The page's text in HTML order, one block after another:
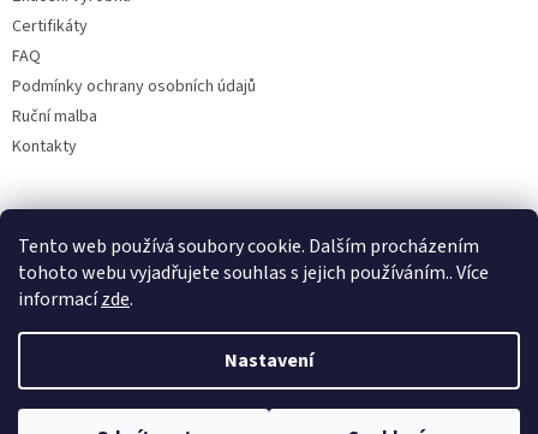
Tento web používá soubory cookie. Dalším procházením
tohoto webu vyjadřujete souhlas s jejich používáním.. Více
informacízde.
Nastavení
Certifikáty
FAQ
Podmínky ochrany osobních údajů
Ruční malba
Kontakty
Facebook